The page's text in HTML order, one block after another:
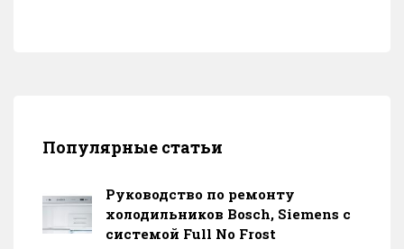
Популярные статьи
Руководство по ремонту
холодильников Bosch, Siemens с
системой Full No Frost